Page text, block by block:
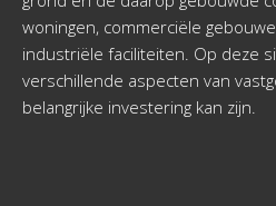
woningen, commerciële
industriële faciliteiten. Op deze
verschillende aspecten van
belangrijke investering kan zijn.